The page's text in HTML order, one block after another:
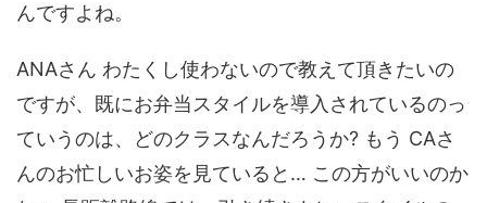
んですよね。
ANAさん わたくし使わないので教えて頂きたいの
ですが、既にお弁当スタイルを導入されているのっ
ていうのは、どのクラスなんだろうか? もう CAさ
んのお忙しいお姿を見ていると… この方がいいのか